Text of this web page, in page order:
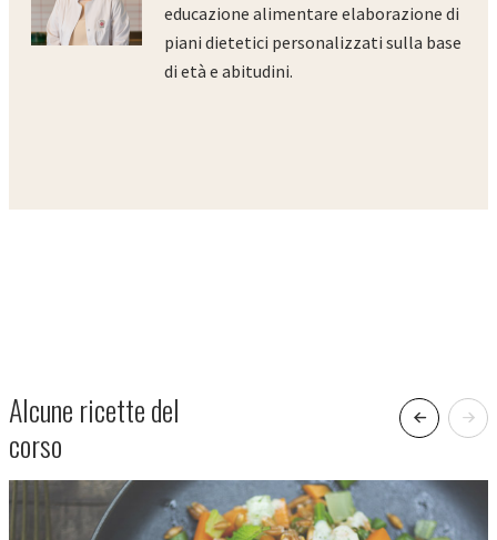
educazione alimentare elaborazione di
piani dietetici personalizzati sulla base
di età e abitudini.
Alcune ricette del
corso